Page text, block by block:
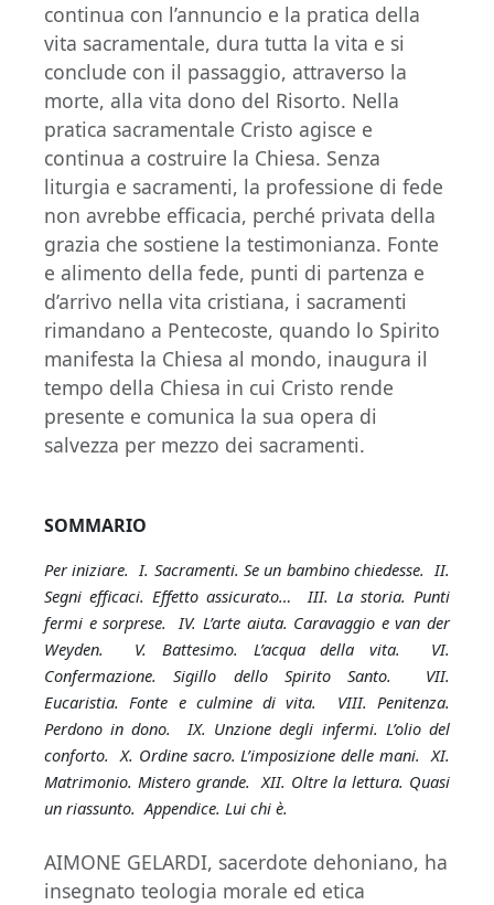
continua con l’annuncio e la pratica della
vita sacramentale, dura tutta la vita e si
conclude con il passaggio, attraverso la
morte, alla vita dono del Risorto. Nella
pratica sacramentale Cristo agisce e
continua a costruire la Chiesa. Senza
liturgia e sacramenti, la professione di fede
non avrebbe efficacia, perché privata della
grazia che sostiene la testimonianza. Fonte
e alimento della fede, punti di partenza e
d’arrivo nella vita cristiana, i sacramenti
rimandano a Pentecoste, quando lo Spirito
manifesta la Chiesa al mondo, inaugura il
tempo della Chiesa in cui Cristo rende
presente e comunica la sua opera di
salvezza per mezzo dei sacramenti.
SOMMARIO
Per iniziare. I. Sacramenti. Se un bambino chiedesse. II.
Segni efficaci. Effetto assicurato… III. La storia. Punti
fermi e sorprese. IV. L’arte aiuta. Caravaggio e van der
Weyden. V. Battesimo. L’acqua della vita. VI.
Confermazione. Sigillo dello Spirito Santo. VII.
Eucaristia. Fonte e culmine di vita. VIII. Penitenza.
Perdono in dono. IX. Unzione degli infermi. L’olio del
conforto. X. Ordine sacro. L’imposizione delle mani. XI.
Matrimonio. Mistero grande. XII. Oltre la lettura. Quasi
un riassunto. Appendice. Lui chi è.
AIMONE GELARDI, sacerdote dehoniano, ha
insegnato teologia morale ed etica